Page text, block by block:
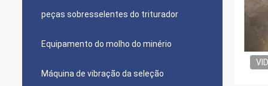
peças sobresselentes do triturador
Equipamento do molho do minério
Máquina de vibração da seleção